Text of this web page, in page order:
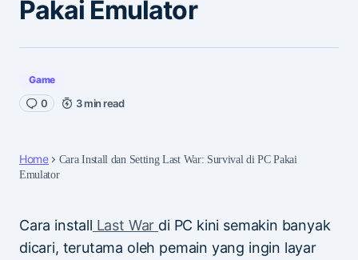
Pakai Emulator
Game
0 3 min read
Home
Cara Install dan Setting Last War: Survival di PC Pakai
Emulator
Cara install Last War di PC kini semakin banyak
dicari, terutama oleh pemain yang ingin layar